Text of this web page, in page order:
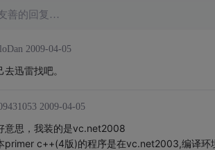
善的回复…
2009-04-05
去迅雷找吧。
2009-04-05
意思，我装的是vc.net2008
primer c++(4版)的程序是在vc.net2003,编译环